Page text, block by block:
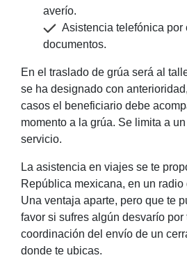
averío.
Asistencia telefónica por
documentos.
En el traslado de grúa será al
se ha designado con
casos el beneficiario debe
momento a la grúa. Se limita a
servicio.
La asistencia en viajes se te
República mexicana, en un radio
Una ventaja aparte, pero que te
favor si sufres algún desvarío por
coordinación del envío de un
donde te ubicas.